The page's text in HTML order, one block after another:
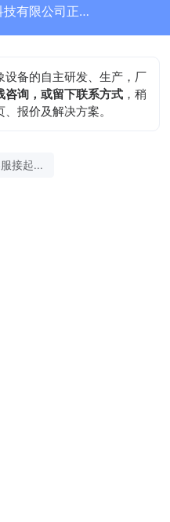
山东天合环境科技有限公司正在为您服务
备的自主研发、生产，厂
咨询，或留下联系方式 ，稍
报价及解决方案。
接起...